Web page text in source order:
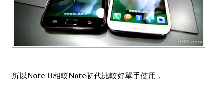
所以Note II相較Note初代比較好單手使用，